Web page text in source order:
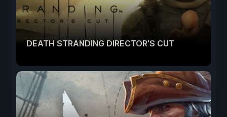
DEATH STRANDING DIRECTOR'S CUT